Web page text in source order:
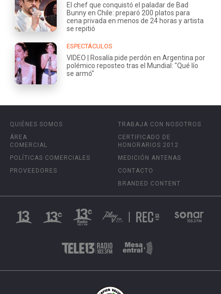
El chef que conquistó el paladar de Bad
Bunny en Chile: preparó 200 platos para
cena privada en menos de 24 horas y artista
se repitió
ESPECTÁCULOS
VIDEO | Rosalía pide perdón en Argentina por
polémico reposteo tras el Mundial: "Qué lío
se armó"
QUIÉNES SOMOS
ÁREA
COMERCIAL
POLÍTICAS COMERCIALES
PROVEEDORES
TRABAJA CON NOSOTROS
CERTIFICADO DE
HONORARIOS 2012
MEDICIÓN ANTENAS
CONTACTO
BRANDED CONTENT